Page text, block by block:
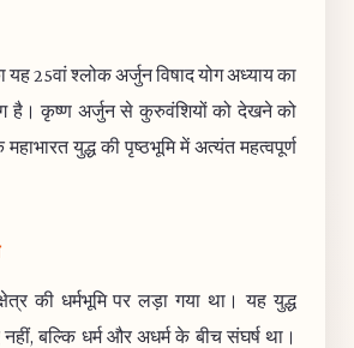
यह 25वां श्लोक अर्जुन विषाद योग अध्याय का
है। कृष्ण अर्जुन से कुरुवंशियों को देखने को
युद्ध की पृष्ठभूमि में अत्यंत महत्वपूर्ण
की धर्मभूमि पर लड़ा गया था। यह युद्ध
बल्कि धर्म और अधर्म के बीच संघर्ष था।